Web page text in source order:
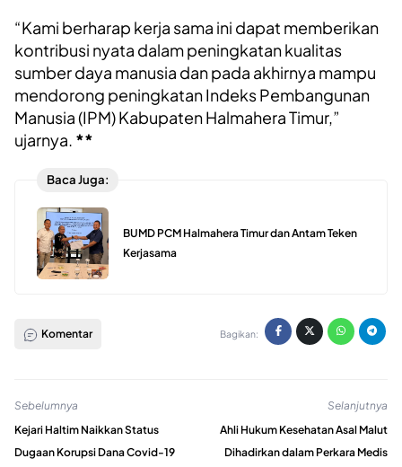
“Kami berharap kerja sama ini dapat memberikan
kontribusi nyata dalam peningkatan kualitas
sumber daya manusia dan pada akhirnya mampu
mendorong peningkatan Indeks Pembangunan
Manusia (IPM) Kabupaten Halmahera Timur,”
ujarnya. **
Baca Juga:
BUMD PCM Halmahera Timur dan Antam Teken
Kerjasama
Komentar Bagikan:
Sebelumnya
Kejari Haltim Naikkan Status
Dugaan Korupsi Dana Covid-19
Selanjutnya
Ahli Hukum Kesehatan Asal Malut
Dihadirkan dalam Perkara Medis